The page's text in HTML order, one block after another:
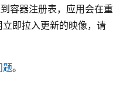
容器注册表，应用会在重
即拉入更新的映像，请
题。